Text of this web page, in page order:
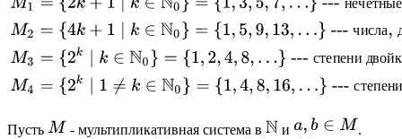
Пусть - мультипликативная система в и
.